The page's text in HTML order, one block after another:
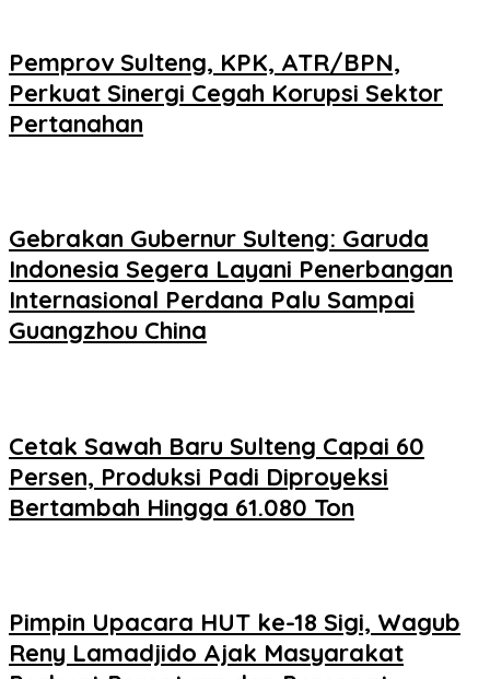
Pemprov Sulteng, KPK, ATR/BPN,
Perkuat Sinergi Cegah Korupsi Sektor
Pertanahan
Gebrakan Gubernur Sulteng: Garuda
Indonesia Segera Layani Penerbangan
Internasional Perdana Palu Sampai
Guangzhou China
Cetak Sawah Baru Sulteng Capai 60
Persen, Produksi Padi Diproyeksi
Bertambah Hingga 61.080 Ton
Pimpin Upacara HUT ke-18 Sigi, Wagub
Reny Lamadjido Ajak Masyarakat